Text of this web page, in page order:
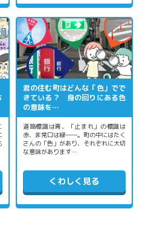
君の住む町はどんな「色」でで
きている？ 身の回りにある色
の意味を…
道路標識は青、「止まれ」の標識は
赤、非常口は緑――。町の中にはたく
さんの「色」があり、それぞれに大切
な意味があります…
くわしく見る